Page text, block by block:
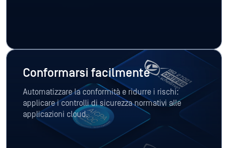
Conformarsi facilmente
Automatizzare la conformità e ridurre i rischi:
applicare i controlli di sicurezza normativi alle
applicazioni cloud.